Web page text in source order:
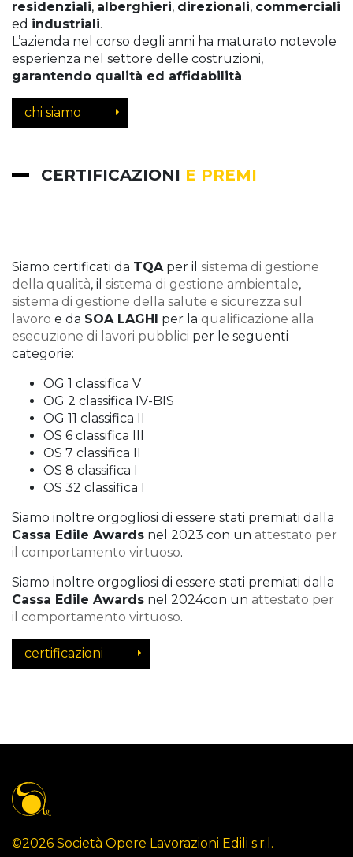
residenziali, alberghieri, direzionali, commerciali
ed industriali.
L’azienda nel corso degli anni ha maturato notevole
esperienza nel settore delle costruzioni,
garantendo qualità ed affidabilità.
chi siamo
CERTIFICAZIONI E PREMI
Siamo certificati da TQAper il sistema di gestione
della qualità, il sistema di gestione ambientale,
sistema di gestione della salute e sicurezza sul
lavoro e da SOA LAGHI per la qualificazione alla
esecuzione di lavori pubblici per le seguenti
categorie:
OG 1 classifica V
OG 2 classifica IV-BIS
OG 11 classifica II
OS 6 classifica III
OS 7 classifica II
OS 8 classifica I
OS 32 classifica I
Siamo inoltre orgogliosi di essere stati premiati dalla
Cassa Edile Awards nel 2023 con un attestato per
il comportamento virtuoso.
Siamo inoltre orgogliosi di essere stati premiati dalla
Cassa Edile Awards nel 2024con un attestato per
il comportamento virtuoso.
certificazioni
©2026 Società Opere Lavorazioni Edili s.r.l.
HOME
CHI SIAMO
NUOVE COSTRUZIONI
RESTAURO E
S.O.L.E. IMMOBILIARE
LAVORI PUBBLICI
CERTIFICAZIONI
CONTATTI